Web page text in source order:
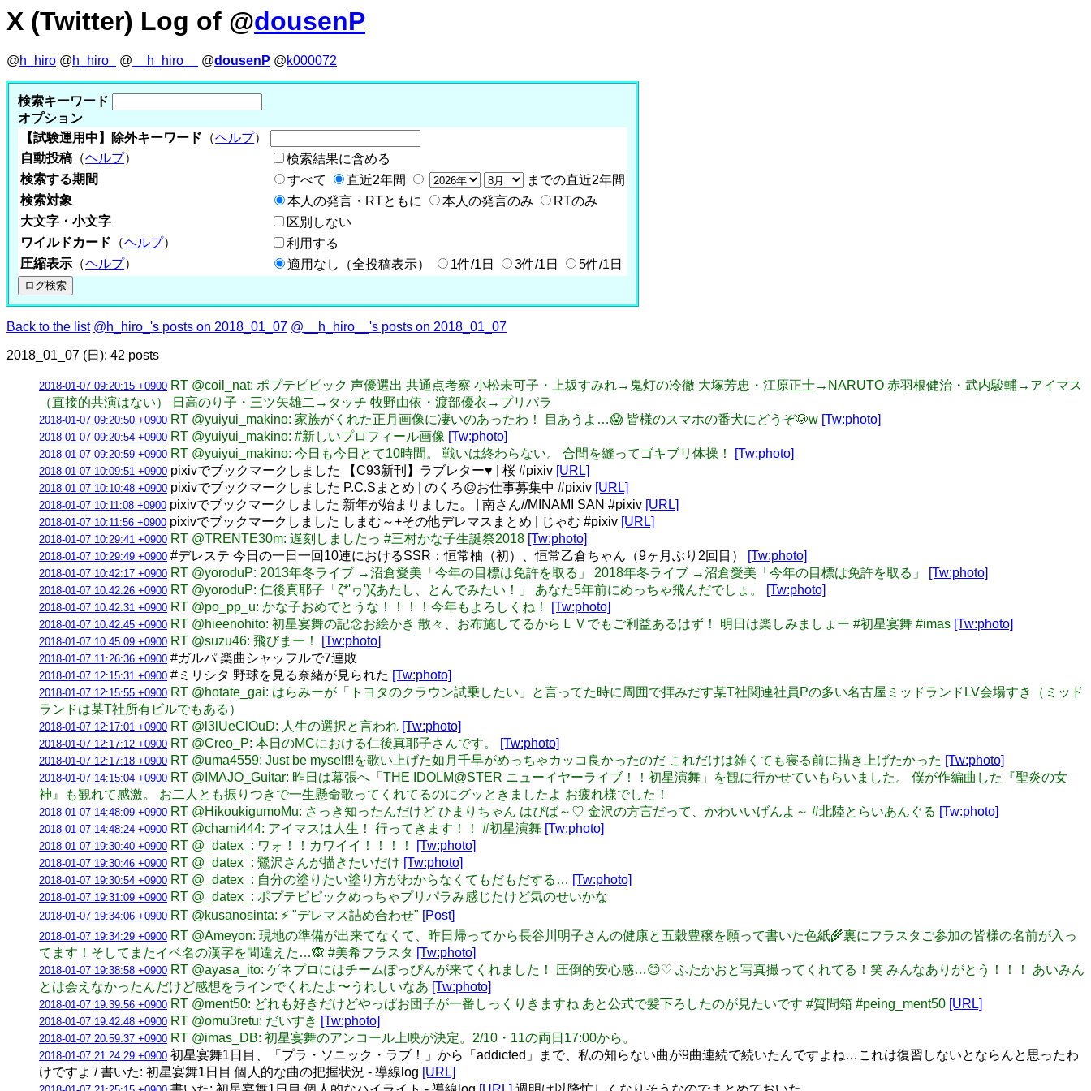
X (Twitter) Log of @dousenP
@h_hiro @h_hiro_ @ __h_hiro__ @dousenP @k000072
検索キーワード
オプション
【試験運用中】除外キーワード （ヘルプ）
自動投稿 （ヘルプ）
検索結果に含める
検索する期間
すべて 直近2年間
までの直近2年間
検索対象
本人の発言・RTともに 本人の発言のみ
RTのみ
大文字・小文字
区別しない
ワイルドカード （ヘルプ）
利用する
圧縮表示 （ヘルプ） 適用なし（全投稿表示） 1件/1日 3件/1日 5件/1日
Back to the list @h_hiro_'s posts on 2018_01_07 @__h_hiro__'s posts on 2018_01_07
2018_01_07 (日): 42 posts
2018-01-07 09:20:15 +0900 RT @coil_nat: ポプテピピック 声優選出 共通点考察 小松未可子・上坂すみれ→鬼灯の冷徹 大塚芳忠・江原正士→NARUTO 赤羽根健治・武内駿輔→アイマス
（直接的共演はない） 日高のり子・三ツ矢雄二→タッチ 牧野由依・渡部優衣→プリパラ
2018-01-07 09:20:50 +0900 RT @yuiyui_makino: 家族がくれた正月画像に凄いのあったわ！ 目あうよ…😱 皆様のスマホの番犬にどうぞ🐶w [Tw:photo]
2018-01-07 09:20:54 +0900 RT @yuiyui_makino: #新しいプロフィール画像 [Tw:photo]
2018-01-07 09:20:59 +0900 RT @yuiyui_makino: 今日も今日とて10時間。 戦いは終わらない。 合間を縫ってゴキブリ体操！ [Tw:photo]
2018-01-07 10:09:51 +0900 pixivでブックマークしました 【C93新刊】ラブレター♥ | 桜 #pixiv [URL]
2018-01-07 10:10:48 +0900 pixivでブックマークしました P.C.Sまとめ | のくろ@お仕事募集中 #pixiv [URL]
2018-01-07 10:11:08 +0900 pixivでブックマークしました 新年が始まりました。 | 南さん//MINAMI SAN #pixiv [URL]
2018-01-07 10:11:56 +0900 pixivでブックマークしました しまむ～+その他デレマスまとめ | じゃむ #pixiv [URL]
2018-01-07 10:29:41 +0900 RT @TRENTE30m: 遅刻しましたっ #三村かな子生誕祭2018 [Tw:photo]
2018-01-07 10:29:49 +0900 #デレステ 今日の一日一回10連におけるSSR：恒常柚（初）、恒常乙倉ちゃん（9ヶ月ぶり2回目） [Tw:photo]
2018-01-07 10:42:17 +0900 RT @yoroduP: 2013年冬ライブ →沼倉愛美「今年の目標は免許を取る」 2018年冬ライブ →沼倉愛美「今年の目標は免許を取る」 [Tw:photo]
2018-01-07 10:42:26 +0900 RT @yoroduP: 仁後真耶子「ζ*'ヮ')ζあたし、とんでみたい！」 あなた5年前にめっちゃ飛んだでしょ。 [Tw:photo]
2018-01-07 10:42:31 +0900 RT @po_pp_u: かな子おめでとうな！！！！今年もよろしくね！ [Tw:photo]
2018-01-07 10:42:45 +0900 RT @hieenohito: 初星宴舞の記念お絵かき 散々、お布施してるからＬＶでもご利益あるはず！ 明日は楽しみましょー #初星宴舞 #imas [Tw:photo]
2018-01-07 10:45:09 +0900 RT @suzu46: 飛びまー！ [Tw:photo]
2018-01-07 11:26:36 +0900 #ガルパ 楽曲シャッフルで7連敗
2018-01-07 12:15:31 +0900 #ミリシタ 野球を見る奈緒が見られた [Tw:photo]
2018-01-07 12:15:55 +0900 RT @hotate_gai: はらみーが「トヨタのクラウン試乗したい」と言ってた時に周囲で拝みだす某T社関連社員Pの多い名古屋ミッドランドLV会場すき（ミッド
ランドは某T社所有ビルでもある）
2018-01-07 12:17:01 +0900 RT @l3lUeClOuD: 人生の選択と言われ [Tw:photo]
2018-01-07 12:17:12 +0900 RT @Creo_P: 本日のMCにおける仁後真耶子さんです。 [Tw:photo]
2018-01-07 12:17:18 +0900 RT @uma4559: Just be myself!!を歌い上げた如月千早がめっちゃカッコ良かったのだ これだけは雑くても寝る前に描き上げたかった [Tw:photo]
2018-01-07 14:15:04 +0900 RT @IMAJO_Guitar: 昨日は幕張へ「THE IDOLM@STER ニューイヤーライブ！！初星演舞」を観に行かせていもらいました。 僕が作編曲した『聖炎の女
神』も観れて感激。 お二人とも振りつきで一生懸命歌ってくれてるのにグッときましたよ お疲れ様でした！
2018-01-07 14:48:09 +0900 RT @HikoukigumoMu: さっき知ったんだけど ひまりちゃん はぴば～♡ 金沢の方言だって、かわいいげんよ～ #北陸とらいあんぐる [Tw:photo]
2018-01-07 14:48:24 +0900 RT @chami444: アイマスは人生！ 行ってきます！！ #初星演舞 [Tw:photo]
2018-01-07 19:30:40 +0900 RT @_datex_: ワォ！！カワイイ！！！！ [Tw:photo]
2018-01-07 19:30:46 +0900 RT @_datex_: 鷺沢さんが描きたいだけ [Tw:photo]
2018-01-07 19:30:54 +0900 RT @_datex_: 自分の塗りたい塗り方がわからなくてもだもだする… [Tw:photo]
2018-01-07 19:31:09 +0900 RT @_datex_: ポプテピピックめっちゃプリパラみ感じたけど気のせいかな
2018-01-07 19:34:06 +0900 RT @kusanosinta: ⚡️ "デレマス詰め合わせ" [Post]
2018-01-07 19:34:29 +0900 RT @Ameyon: 現地の準備が出来てなくて、昨日帰ってから長谷川明子さんの健康と五穀豊穣を願って書いた色紙🌾裏にフラスタご参加の皆様の名前が入っ
てます！そしてまたイベ名の漢字を間違えた…🙈 #美希フラスタ [Tw:photo]
2018-01-07 19:38:58 +0900 RT @ayasa_ito: ゲネプロにはチームぽっぴんが来てくれました！ 圧倒的安心感…😊♡ ふたかおと写真撮ってくれてる！笑 みんなありがとう！！！ あいみん
とは会えなかったんだけど感想をラインでくれたよ〜うれしいなあ [Tw:photo]
2018-01-07 19:39:56 +0900 RT @ment50: どれも好きだけどやっぱお団子が一番しっくりきますね あと公式で髪下ろしたのが見たいです #質問箱 #peing_ment50 [URL]
2018-01-07 19:42:48 +0900 RT @omu3retu: だいすき [Tw:photo]
2018-01-07 20:59:37 +0900 RT @imas_DB: 初星宴舞のアンコール上映が決定。2/10・11の両日17:00から。
2018-01-07 21:24:29 +0900 初星宴舞1日目、「プラ・ソニック・ラブ！」から「addicted」まで、私の知らない曲が9曲連続で続いたんですよね…これは復習しないとならんと思ったわ
けですよ / 書いた: 初星宴舞1日目 個人的な曲の把握状況 - 導線log [URL]